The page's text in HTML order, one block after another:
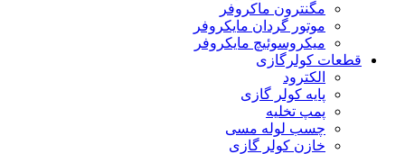
مگنترون ماکروفر
موتور گردان مایکروفر
میکروسوئیچ مایکروفر
قطعات کولرگازی
الکترود
پایه کولر گازی
پمپ تخلیه
چسب لوله مسی
خازن کولر گازی